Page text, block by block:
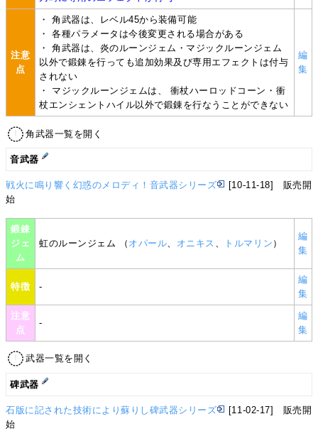
注意
点
・ 角武器は、レベル45から装備可能
・ 各種パラメータは今後変更される場合がある
・ 角武器は、炎のルーンジェム・マジックルーンジェム
以外で鍛錬を行っても追加効果及び専用エフェクトは付与
されない
・ マジックルーンジェムは、 衝杖ハーロッドコーン・衝
杖エンシェントハイル以外で鍛錬を行なうことができない
編
集
角武器一覧を開く
音武器
戦火に鳴り響く幻惑のメロディ！音武器シリーズ
[10-11-18] 販売開
始
鍛錬
ジェ
ム
虹のルーンジェム （ オパール オニキス トルマリン ）
編
集
特徴 -
編
集
注意
点
-
編
集
武器一覧を開く
碑武器
石版に記された技術により蘇りし碑武器シリーズ
[11-02-17] 販売開
始